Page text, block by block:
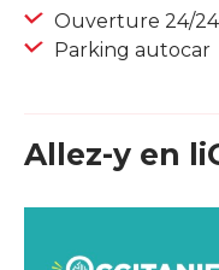
Ouverture 24/24
Parking autocar
Allez-y en